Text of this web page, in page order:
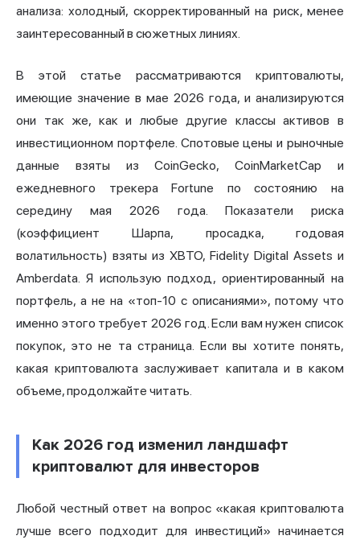
анализа: холодный, скорректированный на риск, менее
заинтересованный в сюжетных линиях.
В этой статье рассматриваются криптовалюты,
имеющие значение в мае 2026 года, и анализируются
они так же, как и любые другие классы активов в
инвестиционном портфеле. Спотовые цены и рыночные
данные взяты из CoinGecko, CoinMarketCap и
ежедневного трекера Fortune по состоянию на
середину мая 2026 года. Показатели риска
(коэффициент Шарпа, просадка, годовая
волатильность) взяты из XBTO, Fidelity Digital Assets и
Amberdata. Я использую подход, ориентированный на
портфель, а не на «топ-10 с описаниями», потому что
именно этого требует 2026 год. Если вам нужен список
покупок, это не та страница. Если вы хотите понять,
какая криптовалюта заслуживает капитала и в каком
объеме, продолжайте читать.
Как 2026 год изменил ландшафт
криптовалют для инвесторов
Любой честный ответ на вопрос «какая криптовалюта
лучше всего подходит для инвестиций» начинается